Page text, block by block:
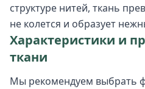
структуре нитей, ткань
не колется и образует
Характеристики и
ткани
Мы рекомендуем выбрать